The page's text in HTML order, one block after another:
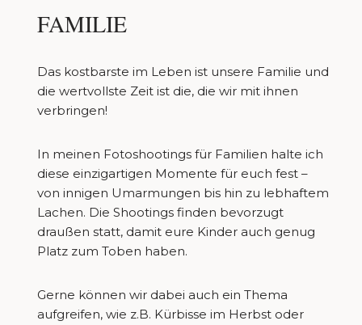
FAMILIE
Das kostbarste im Leben ist unsere Familie und
die wertvollste Zeit ist die, die wir mit ihnen
verbringen!
In meinen Fotoshootings für Familien halte ich
diese einzigartigen Momente für euch fest –
von innigen Umarmungen bis hin zu lebhaftem
Lachen. Die Shootings finden bevorzugt
draußen statt, damit eure Kinder auch genug
Platz zum Toben haben.
Gerne können wir dabei auch ein Thema
aufgreifen, wie z.B. Kürbisse im Herbst oder